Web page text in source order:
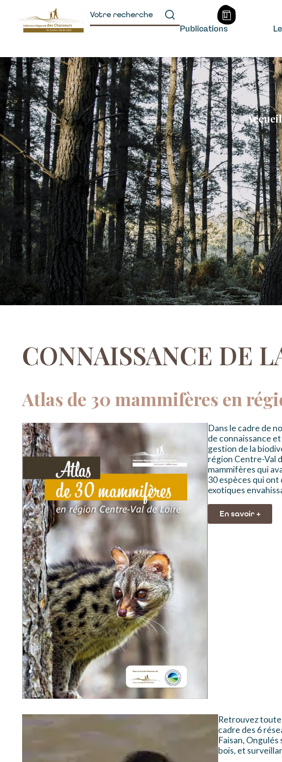
Publications
Accueil
CONNAISSANCE DE
Atlas de 30 mammifères en
Dans le cadre de
de connaissance
gestion de la
région Centre-Val
mammifères qui
30 espèces qui ont
exotiques
En savoir +
Retrouvez
cadre des 6
Faisan, Ongulés
bois, et